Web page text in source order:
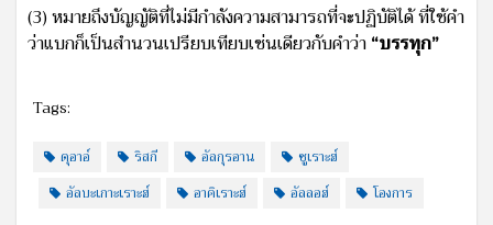
(3) หมายถึงบัญญัติที่ไม่มีกำลังความสามารถที่จะปฏิบัติได้ ที่ใช้คำ
ว่าแบกก็เป็นสำนวนเปรียบเทียบเช่นเดียวกับคำว่า“บรรทุก”
Tags:
ดุอาอ์ ริสกี อัลกุรอาน
ซูเราะฮ์
อัลบะเกาะเราะฮ์
อาคิเราะฮ์ อัลลอฮ์ โองการ